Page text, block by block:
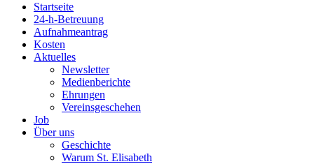
Startseite
24-h-Betreuung
Aufnahmeantrag
Kosten
Aktuelles
Newsletter
Medienberichte
Ehrungen
Vereinsgeschehen
Job
Über uns
Geschichte
Warum St. Elisabeth